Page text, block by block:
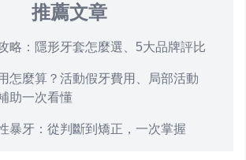
推薦文章
略：隱形牙套怎麼選、5大品牌評比
怎麼算？活動假牙費用、局部活動
助一次看懂
暴牙：從判斷到矯正，一次掌握